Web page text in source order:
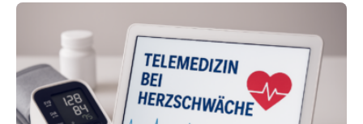
Forscherinnen der Technischen Universität Dresden
(TUD) richtet sich das Portal sowohl an Patientinnen
und Patienten, aber ebenso an medizinisches
Fachpersonal. Für all diese Zielgruppen bietet sie
speziell zugeschnittene Informationen, um deren